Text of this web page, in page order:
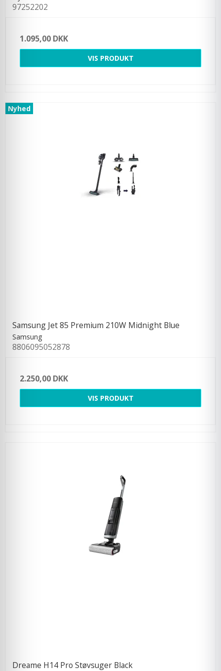
97252202
1.095,00 DKK
VIS PRODUKT
Nyhed
Samsung Jet 85 Premium 210W Midnight Blue
Samsung
8806095052878
2.250,00 DKK
VIS PRODUKT
Dreame H14 Pro Støvsuger Black